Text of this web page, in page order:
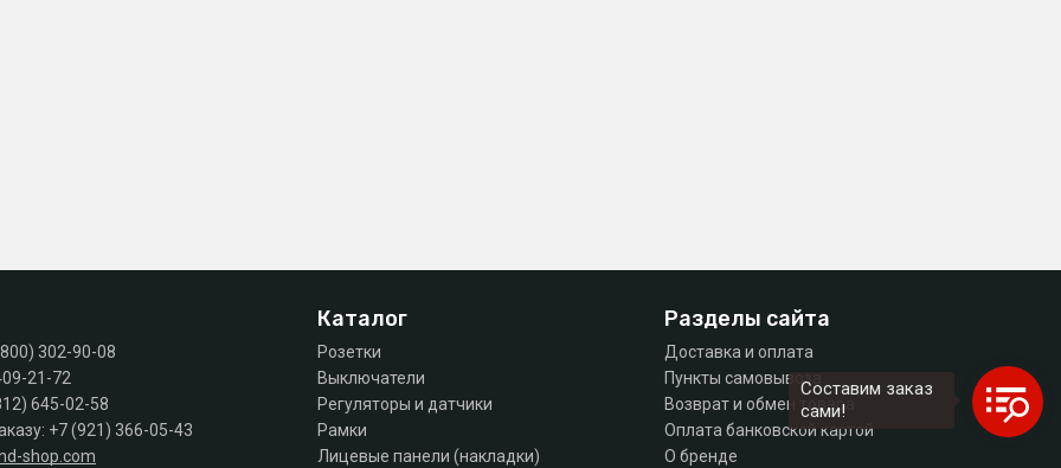
302-90-08
21-72
645-02-58
+7 (921) 366-05-43
shop.com
Каталог
Розетки
Выключатели
Регуляторы и датчики
Рамки
Лицевые панели (накладки)
Разделы сайта
Доставка и оплата
Пункты самовывоза
Возврат и обмен товара
Оплата банковской картой
О бренде
Составим заказ
сами!